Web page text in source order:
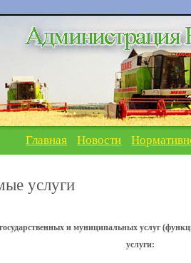
Главная Новости
услуги
и муниципальных услуг
услуги: